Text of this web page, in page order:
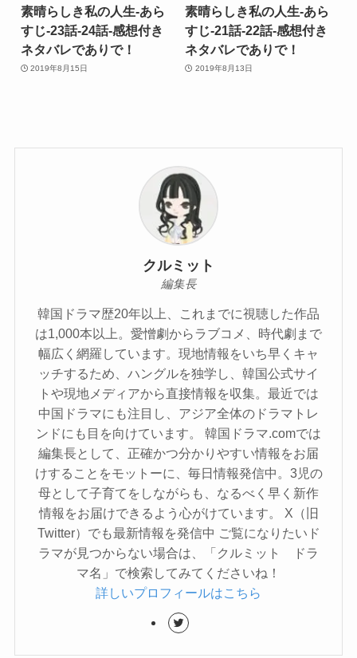
素晴らしき私の人生-あら
すじ-23話-24話-感想付き
ネタバレでありで！
2019年8月15日
素晴らしき私の人生-あら
すじ-21話-22話-感想付き
ネタバレでありで！
2019年8月13日
クルミット
編集長
韓国ドラマ歴20年以上、これまでに視聴した作品
は1,000本以上。愛憎劇からラブコメ、時代劇まで
幅広く網羅しています。現地情報をいち早くキャ
ッチするため、ハングルを独学し、韓国公式サイ
トや現地メディアから直接情報を収集。最近では
中国ドラマにも注目し、アジア全体のドラマトレ
ンドにも目を向けています。 韓国ドラマ.comでは
編集長として、正確かつ分かりやすい情報をお届
けすることをモットーに、毎日情報発信中。3児の
母として子育てをしながらも、なるべく早く新作
情報をお届けできるよう心がけています。 X（旧
Twitter）でも最新情報を発信中 ご覧になりたいド
ラマが見つからない場合は、「クルミット ドラ
マ名」で検索してみてくださいね！
詳しいプロフィールはこちら